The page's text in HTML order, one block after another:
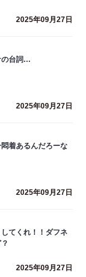
2025年09月27日
の台詞…
2025年09月27日
着あるんだろーな
2025年09月27日
てくれ！！ダフネ
2025年09月27日